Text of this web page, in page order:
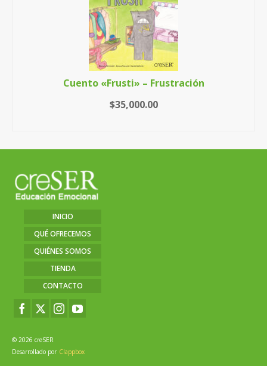
Cuento «Frusti» – Frustración
$35,000.00
INICIO
QUÉ OFRECEMOS
QUIÉNES SOMOS
TIENDA
CONTACTO
© 2026 creSER
Desarrollado por Clappbox